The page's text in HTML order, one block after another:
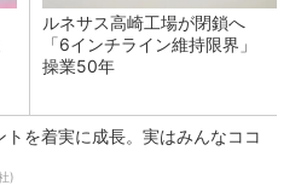
ルネサス高崎工場が閉鎖へ
「6インチライン維持限界」
操業50年
トを着実に成長。実はみんなココ
)